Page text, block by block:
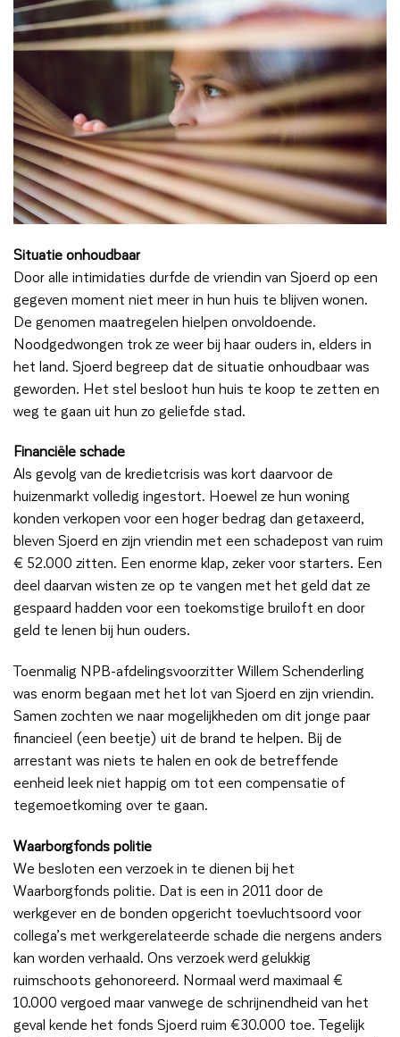
Situatie onhoudbaar
Door alle intimidaties durfde de vriendin van Sjoerd op een
gegeven moment niet meer in hun huis te blijven wonen.
De genomen maatregelen hielpen onvoldoende.
Noodgedwongen trok ze weer bij haar ouders in, elders in
het land. Sjoerd begreep dat de situatie onhoudbaar was
geworden. Het stel besloot hun huis te koop te zetten en
weg te gaan uit hun zo geliefde stad.
Financiële schade
Als gevolg van de kredietcrisis was kort daarvoor de
huizenmarkt volledig ingestort. Hoewel ze hun woning
konden verkopen voor een hoger bedrag dan getaxeerd,
bleven Sjoerd en zijn vriendin met een schadepost van ruim
€ 52.000 zitten. Een enorme klap, zeker voor starters. Een
deel daarvan wisten ze op te vangen met het geld dat ze
gespaard hadden voor een toekomstige bruiloft en door
geld te lenen bij hun ouders.
Toenmalig NPB-afdelingsvoorzitter Willem Schenderling
was enorm begaan met het lot van Sjoerd en zijn vriendin.
Samen zochten we naar mogelijkheden om dit jonge paar
financieel (een beetje) uit de brand te helpen. Bij de
arrestant was niets te halen en ook de betreffende
eenheid leek niet happig om tot een compensatie of
tegemoetkoming over te gaan.
Waarborgfonds politie
We besloten een verzoek in te dienen bij het
Waarborgfonds politie. Dat is een in 2011 door de
werkgever en de bonden opgericht toevluchtsoord voor
collega’s met werkgerelateerde schade die nergens anders
kan worden verhaald. Ons verzoek werd gelukkig
ruimschoots gehonoreerd. Normaal werd maximaal €
10.000 vergoed maar vanwege de schrijnendheid van het
geval kende het fonds Sjoerd ruim €30.000 toe. Tegelijk